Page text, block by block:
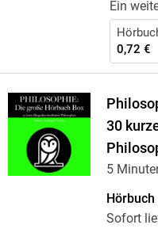
Ein
0,72 €
30
5
Sofort